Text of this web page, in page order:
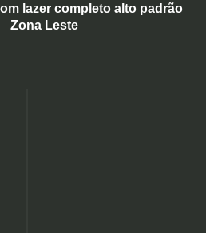
lazer completo alto padrão
Zona Leste